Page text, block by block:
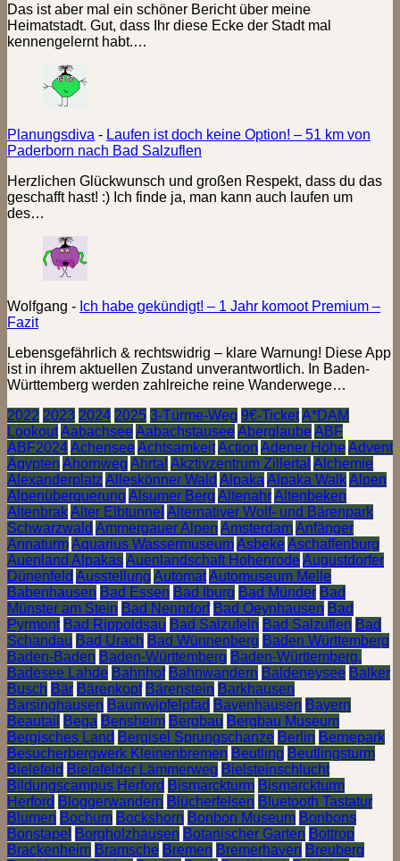
Das ist aber mal ein schöner Bericht über meine
Heimatstadt. Gut, dass Ihr diese Ecke der Stadt mal
kennengelernt habt.…
Planungsdiva - Laufen ist doch keine Option! – 51 km von
Paderborn nach Bad Salzuflen
Herzlichen Glückwunsch und großen Respekt, dass du das
geschafft hast! :) Ich finde ja, man kann auch laufen um
des…
Wolfgang - Ich habe gekündigt! – 1 Jahr komoot Premium –
Fazit
Lebensgefährlich & rechtswidrig – klare Warnung! Diese App
ist in ihrem aktuellen Zustand unverantwortlich. In Baden-
Württemberg werden zahlreiche reine Wanderwege…
2022 2023 2024 2025 3-Türme-Weg 9€-TicketA*DAM
LookoutAabachseeAabachstauseeAberglaubeABF
ABF2024AchenseeAchtsamkeitAction Adener HöheAdvent
Ägypten Ahornweg Ahrtal Akztivzentrum Zillertal Alchemie
Alexanderplatz Alleskönner Wald Alpaka Alpaka WalkAlpen
Alpenüberquerung Alsumer Berg AltenahrAltenbeken
AltenbrakAlter Elbtunnel Alternativer Wolf- und Bärenpark
Schwarzwald Ammergauer Alpen AmsterdamAnfänger
AnnaturmAquarius WassermuseumAsbekeAschaffenburg
Auenland AlpakasAuenlandschaft HohenrodeAugustdorfer
Dünenfeld Ausstellung AutomatAutomuseum Melle
Babenhausen Bad Essen Bad Iburg Bad Münder Bad
Münster am Stein Bad Nenndorf Bad Oeynhausen Bad
Pyrmont Bad Rippoldsau Bad Salzufeln Bad Salzuflen Bad
Schandau Bad Urach Bad Wünnenberg Baden Württemberg
Baden-Baden Baden-Württemberg Baden-Württemberg.
Badesee Lahde Bahnhof Bahnwandern Baldeneysee Balker
Busch Bär Bärenkopf Bärenstein Barkhausen
Barsinghausen Baumwipfelpfad Bavenhausen Bayern
Beautail
Bega Bensheim Bergbau Bergbau Museum
Bergisches Land Bergisel Sprungschanze Berlin Bernepark
Besucherbergwerk Kleinenbremen Beutling Beutlingsturm
Bielefeld Bielefelder Lämmerweg Bielsteinschlucht
Bildungscampus Herford Bismarckturm Bismarckturm
Herford Bloggerwandern Blücherfelsen Bluetooth Tastatur
Blumen Bochum Bockshorn Bonbon Museum Bonbons
Bonstapel Borgholzhausen Botanischer Garten Bottrop
Brackenheim Bramsche Bremen Bremerhaven Breuberg